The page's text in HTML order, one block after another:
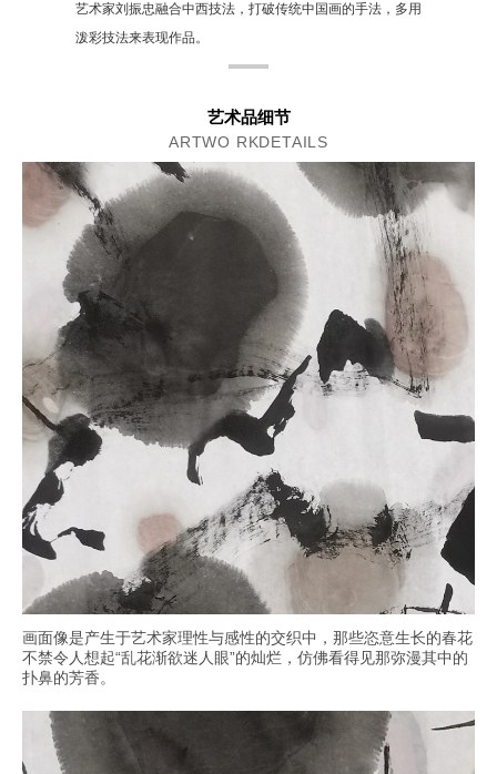
艺术家刘振忠融合中西技法，打破传统中国画的手法，多用
泼彩技法来表现作品。
艺术品细节
ARTWO RKDETAILS
画面像是产生于艺术家理性与感性的交织中，那些恣意生长的春花
不禁令人想起“乱花渐欲迷人眼”的灿烂，仿佛看得见那弥漫其中的
扑鼻的芳香。